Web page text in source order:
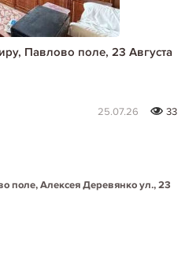
Павлово поле, 23 Августа
25.07.26
33
поле, Алексея Деревянко ул., 23